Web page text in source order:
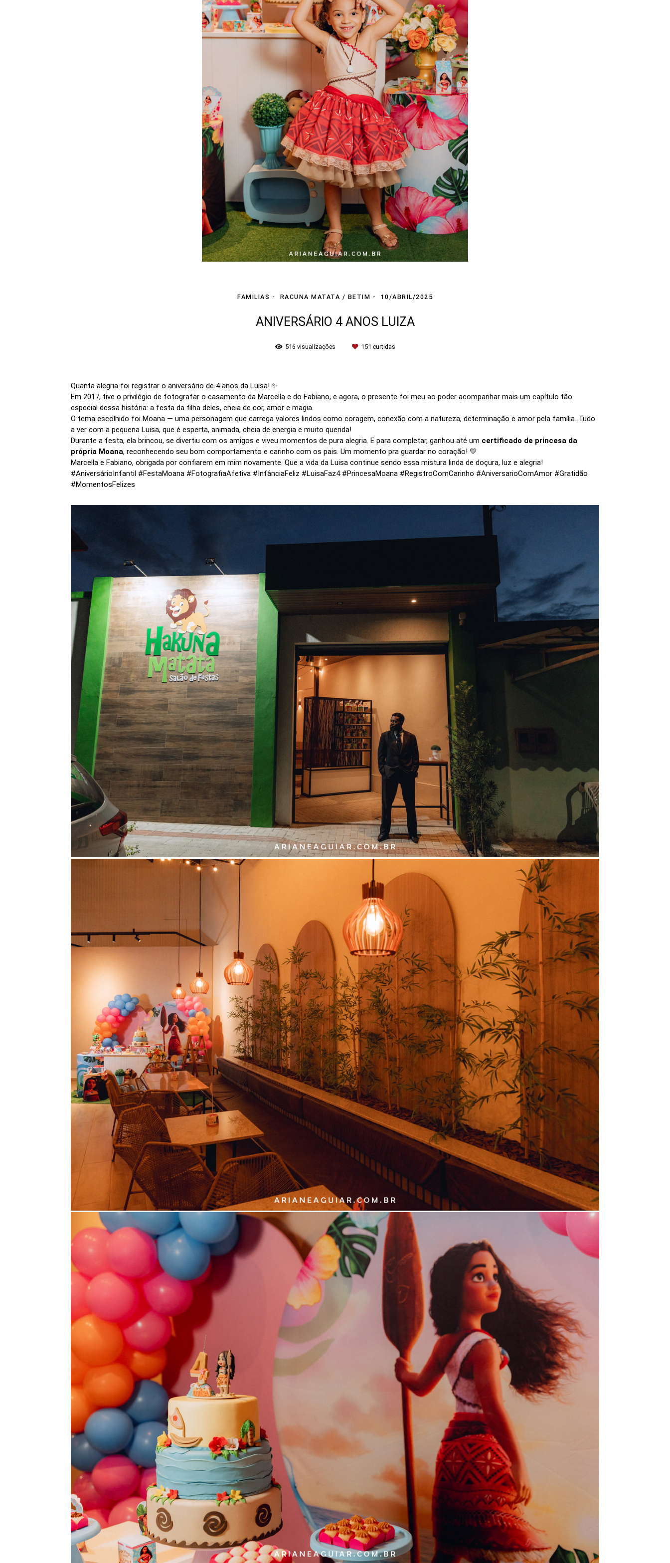
FAMILIAS RACUNA MATATA / BETIM 10/ABRIL/2025
ANIVERSÁRIO 4 ANOS LUIZA
516 visualizações 151 curtidas
Quanta alegria foi registrar o aniversário de 4 anos da Luisa! ✨
Em 2017, tive o privilégio de fotografar o casamento da Marcella e do Fabiano, e agora, o presente foi meu ao poder acompanhar mais um capítulo tão
especial dessa história: a festa da filha deles, cheia de cor, amor e magia.
O tema escolhido foi Moana — uma personagem que carrega valores lindos como coragem, conexão com a natureza, determinação e amor pela família. Tudo
a ver com a pequena Luisa, que é esperta, animada, cheia de energia e muito querida!
Durante a festa, ela brincou, se divertiu com os amigos e viveu momentos de pura alegria. E para completar, ganhou até um certificado de princesa da
própria Moana, reconhecendo seu bom comportamento e carinho com os pais. Um momento pra guardar no coração! 💛
Marcella e Fabiano, obrigada por confiarem em mim novamente. Que a vida da Luisa continue sendo essa mistura linda de doçura, luz e alegria!
#AniversárioInfantil #FestaMoana #FotografiaAfetiva #InfânciaFeliz #LuisaFaz4 #PrincesaMoana #RegistroComCarinho #AniversarioComAmor #Gratidão
#MomentosFelizes